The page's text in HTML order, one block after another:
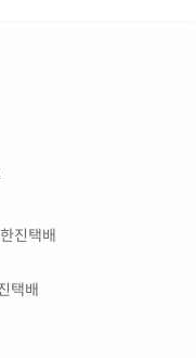
진택배
택배